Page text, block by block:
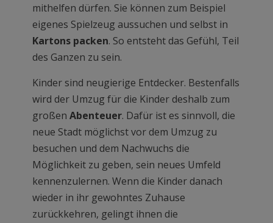
mithelfen dürfen. Sie können zum Beispiel
eigenes Spielzeug aussuchen und selbst in
Kartons packen. So entsteht das Gefühl, Teil
des Ganzen zu sein.
Kinder sind neugierige Entdecker. Bestenfalls
wird der Umzug für die Kinder deshalb zum
großen Abenteuer. Dafür ist es sinnvoll, die
neue Stadt möglichst vor dem Umzug zu
besuchen und dem Nachwuchs die
Möglichkeit zu geben, sein neues Umfeld
kennenzulernen. Wenn die Kinder danach
wieder in ihr gewohntes Zuhause
zurückkehren, gelingt ihnen die